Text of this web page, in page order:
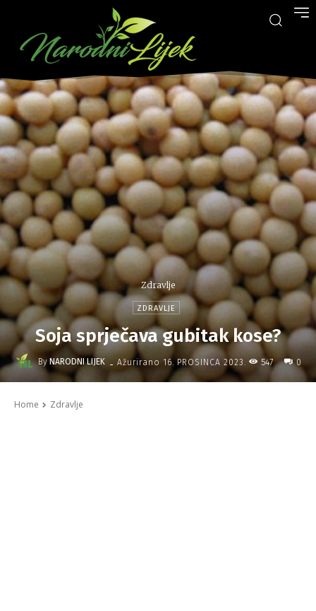
Zdravlje
ZDRAVLJE
Soja sprječava gubitak kose?
By NARODNI LIJEK - Ažurirano 16. PROSINCA 2023. 547 0
Home Zdravlje